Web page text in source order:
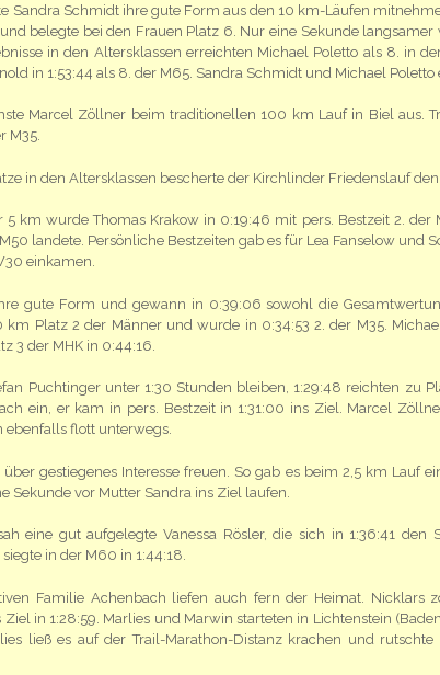
Sandra Schmidt ihre gute Form aus den 10 km-Läufen
belegte bei den Frauen Platz 6. Nur eine Sekunde
in den Altersklassen erreichten Michael Poletto als 8. in
in 1:53:44 als 8. der M65. Sandra Schmidt und Michael Poletto
Marcel Zöllner beim traditionellen 100 km Lauf in Biel aus.
M35.
in den Altersklassen bescherte der Kirchlinder Friedenslauf
5 km wurde Thomas Krakow in 0:19:46 mit pers. Bestzeit 2. der
landete. Persönliche Bestzeiten gab es für Lea Fanselow und
einkamen.
gute Form und gewann in 0:39:06 sowohl die
km Platz 2 der Männer und wurde in 0:34:53 2. der M35.
3 der MHK in 0:44:16.
Puchtinger unter 1:30 Stunden bleiben, 1:29:48 reichten zu
ein, er kam in pers. Bestzeit in 1:31:00 ins Ziel. Marcel
ebenfalls flott unterwegs.
gestiegenes Interesse freuen. So gab es beim 2,5 km Lauf
Sekunde vor Mutter Sandra ins Ziel laufen.
eine gut aufgelegte Vanessa Rösler, die sich in 1:36:41 den
in der M60 in 1:44:18.
Familie Achenbach liefen auch fern der Heimat. Nicklars
Ziel in 1:28:59. Marlies und Marwin starteten in Lichtenstein
ließ es auf der Trail-Marathon-Distanz krachen und